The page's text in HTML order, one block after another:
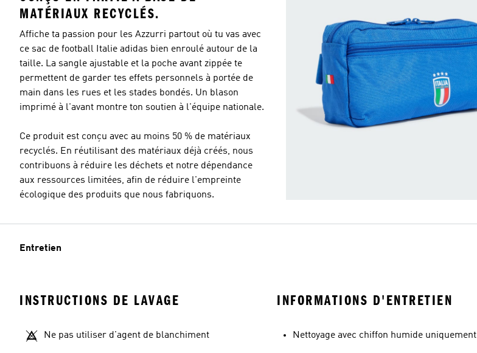
MATÉRIAUX RECYCLÉS.
Affiche ta passion pour les Azzurri partout où tu vas avec
ce sac de football Italie adidas bien enroulé autour de la
taille. La sangle ajustable et la poche avant zippée te
permettent de garder tes effets personnels à portée de
main dans les rues et les stades bondés. Un blason
imprimé à l'avant montre ton soutien à l'équipe nationale.
Ce produit est conçu avec au moins 50 % de matériaux
recyclés. En réutilisant des matériaux déjà créés, nous
contribuons à réduire les déchets et notre dépendance
aux ressources limitées, afin de réduire l'empreinte
écologique des produits que nous fabriquons.
Entretien
INSTRUCTIONS DE LAVAGE
Ne pas utiliser d'agent de blanchiment
INFORMATIONS D'ENTRETIEN
Nettoyage avec chiffon humide uniquement